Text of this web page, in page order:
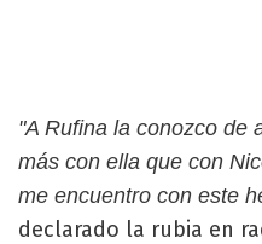
"A Rufina la conozco de
más con ella que con
me encuentro con este
declarado la rubia en